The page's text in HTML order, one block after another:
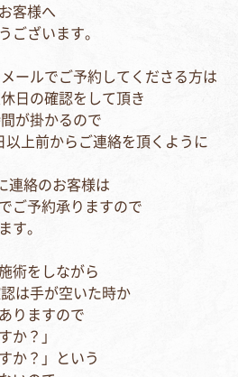
客様へ
ございます。
ールでご予約してくださる方は
日の確認をして頂き
が掛かるので
上前からご連絡を頂くように
連絡のお客様は
ご予約承りますので
す。
術をしながら
は手が空いた時か
りますので
か？」
か？」という